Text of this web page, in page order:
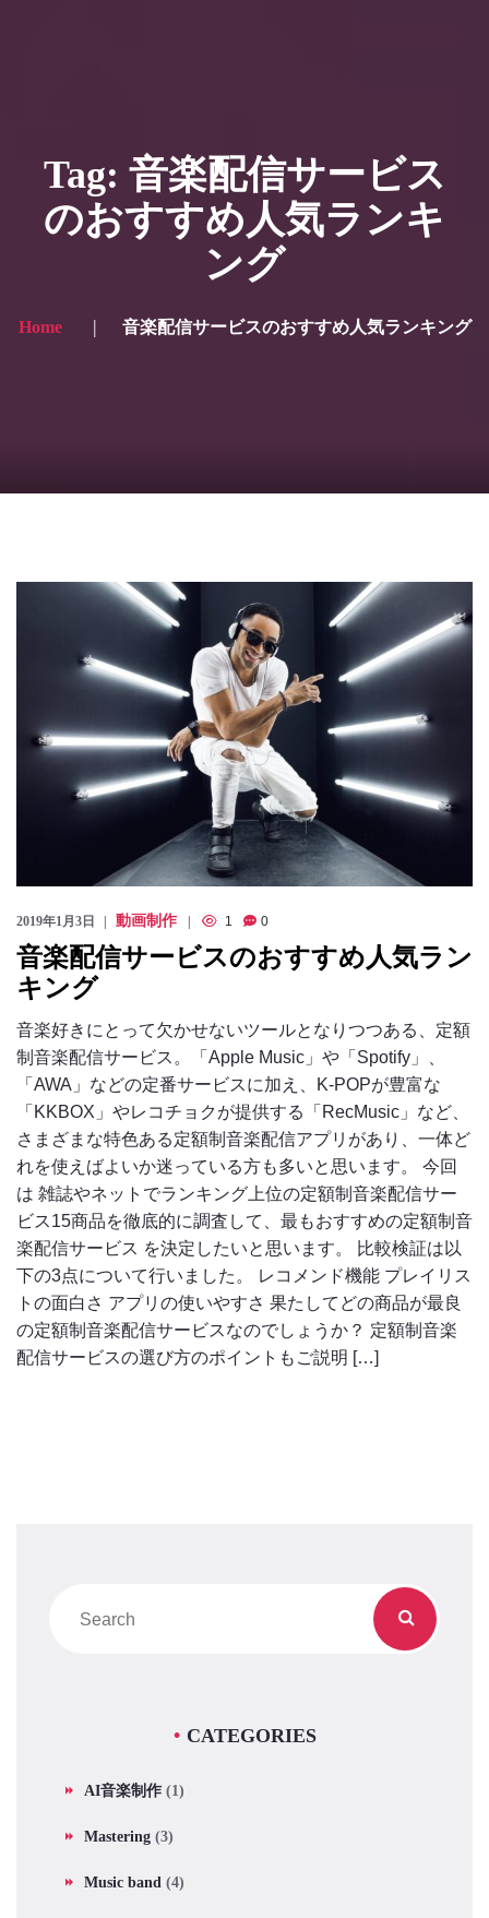
プランと価格
ショップ
ブログ
お問い合わせ
Tag: 音楽配信サービス
のおすすめ人気ランキ
ング
Home 音楽配信サービスのおすすめ人気ランキング
2019年1月3日 動画制作 1 0
音楽配信サービスのおすすめ人気ラン
キング
音楽好きにとって欠かせないツールとなりつつある、定額
制音楽配信サービス。「Apple Music」や「Spotify」、
「AWA」などの定番サービスに加え、K-POPが豊富な
「KKBOX」やレコチョクが提供する「RecMusic」など、
さまざまな特色ある定額制音楽配信アプリがあり、一体ど
れを使えばよいか迷っている方も多いと思います。 今回
は 雑誌やネットでランキング上位の定額制音楽配信サー
ビス15商品を徹底的に調査して、最もおすすめの定額制音
楽配信サービス を決定したいと思います。 比較検証は以
下の3点について行いました。 レコメンド機能 プレイリス
トの面白さ アプリの使いやすさ 果たしてどの商品が最良
の定額制音楽配信サービスなのでしょうか？ 定額制音楽
配信サービスの選び方のポイントもご説明 […]
CATEGORIES
AI音楽制作 (1)
Mastering (3)
Music band (4)